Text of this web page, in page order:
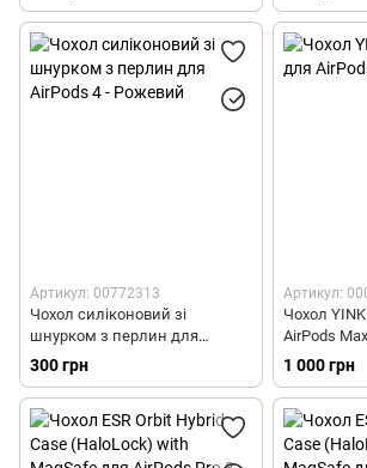
Артикул: 00772313
Чохол силіконовий зі
шнурком з перлин для
AirPods 4 - Рожевий
300 грн
Артикул:
Чохол
AirPods
1 000 грн